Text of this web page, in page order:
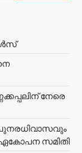
നേരെ
പുനരധിവാസവും
ഏകോപന സമിതി